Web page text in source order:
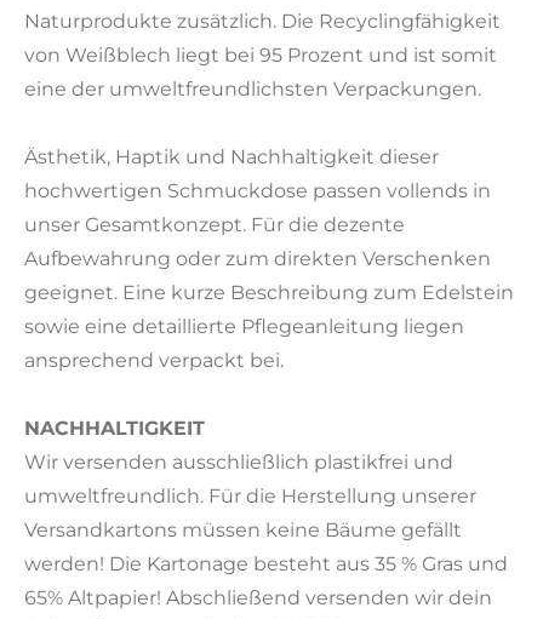
Naturprodukte zusätzlich. Die Recyclingfähigkeit
von Weißblech liegt bei 95 Prozent und ist somit
eine der umweltfreundlichsten Verpackungen.
Ästhetik, Haptik und Nachhaltigkeit dieser
hochwertigen Schmuckdose passen vollends in
unser Gesamtkonzept. Für die dezente
Aufbewahrung oder zum direkten Verschenken
geeignet. Eine kurze Beschreibung zum Edelstein
sowie eine detaillierte Pflegeanleitung liegen
ansprechend verpackt bei.
NACHHALTIGKEIT
Wir versenden ausschließlich plastikfrei und
umweltfreundlich. Für die Herstellung unserer
Versandkartons müssen keine Bäume gefällt
werden! Die Kartonage besteht aus 35 % Gras und
65% Altpapier! Abschließend versenden wir dein